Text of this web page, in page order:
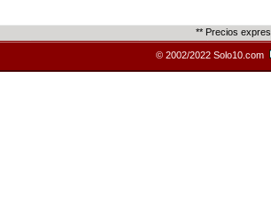
** Precios
© 2002/2022 Solo10.com